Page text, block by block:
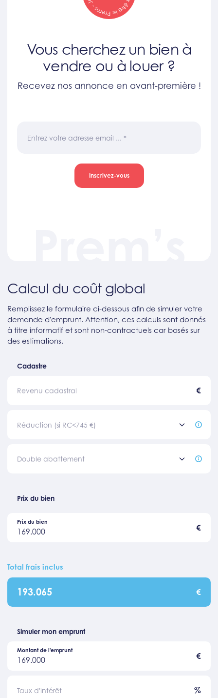
Vous cherchez un bien à
vendre ou à louer ?
Recevez nos annonce en avant-première !
Entrez votre adresse email ... *
Inscrivez-vous
Calcul du coût global
Remplissez le formulaire ci-dessous afin de simuler votre
demande d'emprunt. Attention, ces calculs sont donnés
à titre informatif et sont non-contractuels car basés sur
des estimations.
Cadastre
Revenu cadastral €
Réduction (si RC<745 €)
Double abattement
Prix du bien
169.000
Prix du bien
€
Total frais inclus
193.065 €
Simuler mon emprunt
169.000
Montant de l'emprunt
€
Taux d'intérêt %